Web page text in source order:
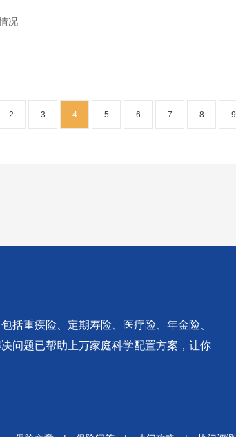
况
2 3 4 5 6 7 8 9
括重疾险、定期寿险、医疗险、年金险、
问题已帮助上万家庭科学配置方案，让你